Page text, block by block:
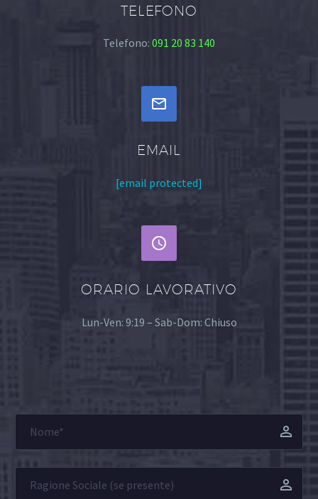
TELEFONO
Telefono: 091 20 83 140


EMAIL
[email protected]


ORARIO LAVORATIVO
Lun-Ven: 9:19 – Sab-Dom: Chiuso